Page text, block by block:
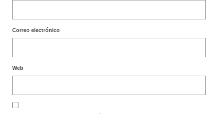
Correo electrónico
Web